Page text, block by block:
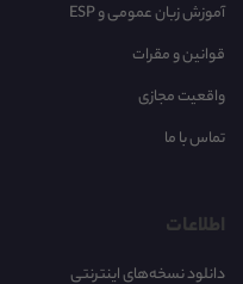
آموزش زبان عمومی و ESP
قوانین و مقرات
واقعیت مجازی
تماس با ما
اطلاعات
دانلود نسخه‌های اینترنتی